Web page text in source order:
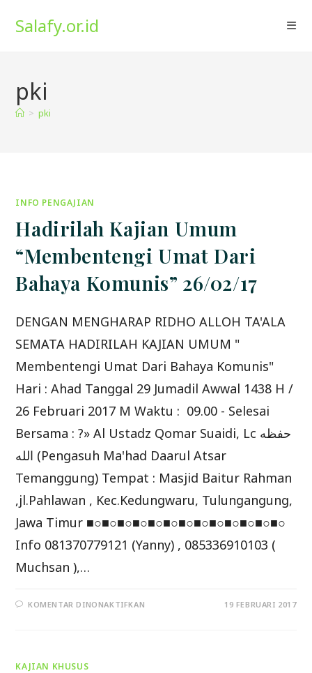
Salafy.or.id
pki
> pki
INFO PENGAJIAN
Hadirilah Kajian Umum
“Membentengi Umat Dari
Bahaya Komunis” 26/02/17
DENGAN MENGHARAP RIDHO ALLOH TA'ALA
SEMATA HADIRILAH KAJIAN UMUM "
Membentengi Umat Dari Bahaya Komunis"
Hari : Ahad Tanggal 29 Jumadil Awwal 1438 H /
26 Februari 2017 M Waktu : 09.00 - Selesai
Bersama : ?» Al Ustadz Qomar Suaidi, Lc حفظه
الله (Pengasuh Ma'had Daarul Atsar
Temanggung) Tempat : Masjid Baitur Rahman
,jl.Pahlawan , Kec.Kedungwaru, Tulungangung,
Jawa Timur ■○■○■○■○■○■○■○■○■○■○■○■○■○
Info 081370779121 (Yanny) , 085336910103 (
Muchsan ),…
KOMENTAR DINONAKTIFKAN 19 FEBRUARI 2017
KAJIAN KHUSUS